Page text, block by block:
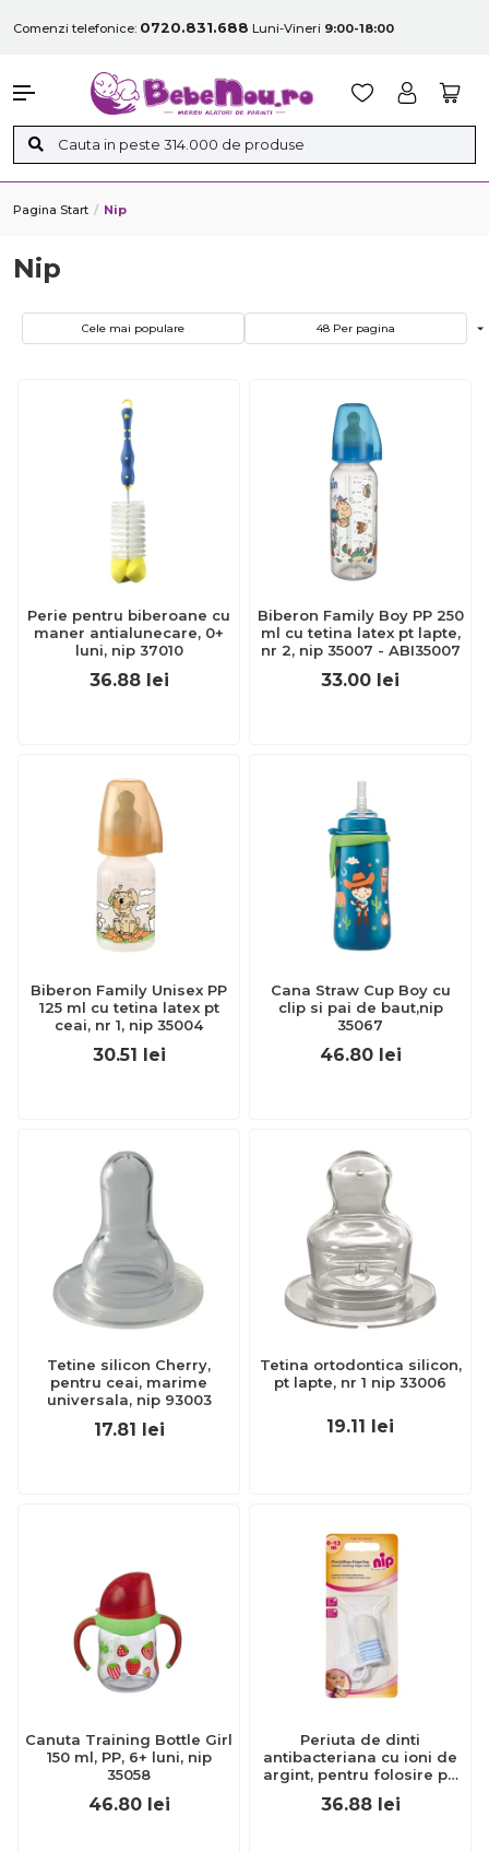
Comenzi telefonice: 0720.831.688 Luni-Vineri 9:00-18:00
Pagina Start Nip
Nip
Cele mai populare 48 Per pagina
Perie pentru biberoane cu
maner antialunecare, 0+
luni, nip 37010
36.88 lei
Biberon Family Boy PP 250
ml cu tetina latex pt lapte,
nr 2, nip 35007 - ABI35007
33.00 lei
Biberon Family Unisex PP
125 ml cu tetina latex pt
ceai, nr 1, nip 35004
30.51 lei
Cana Straw Cup Boy cu
clip si pai de baut,nip
35067
46.80 lei
Tetine silicon Cherry,
pentru ceai, marime
universala, nip 93003
17.81 lei
Tetina ortodontica silicon,
pt lapte, nr 1 nip 33006
19.11 lei
Canuta Training Bottle Girl
150 ml, PP, 6+ luni, nip
35058
46.80 lei
Periuta de dinti
antibacteriana cu ioni de
argint, pentru folosire pe
36.88 lei